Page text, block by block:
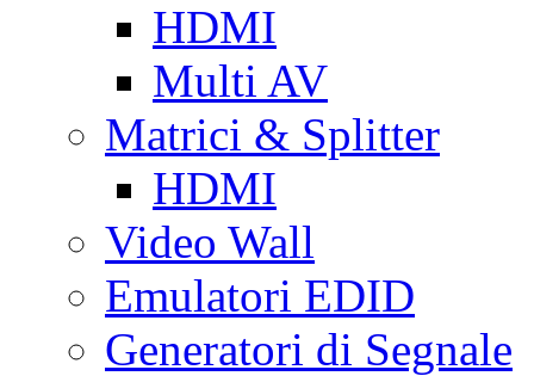
HDMI
Multi AV
Matrici & Splitter
HDMI
Video Wall
Emulatori EDID
Generatori di Segnale